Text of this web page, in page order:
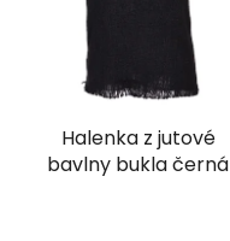
Halenka z jutové
bavlny bukla černá